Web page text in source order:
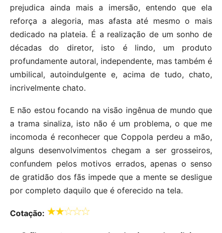
prejudica ainda mais a imersão, entendo que ela
reforça a alegoria, mas afasta até mesmo o mais
dedicado na plateia. É a realização de um sonho de
décadas do diretor, isto é lindo, um produto
profundamente autoral, independente, mas também é
umbilical, autoindulgente e, acima de tudo, chato,
incrivelmente chato.
E não estou focando na visão ingênua de mundo que
a trama sinaliza, isto não é um problema, o que me
incomoda é reconhecer que Coppola perdeu a mão,
alguns desenvolvimentos chegam a ser grosseiros,
confundem pelos motivos errados, apenas o senso
de gratidão dos fãs impede que a mente se desligue
por completo daquilo que é oferecido na tela.
Cotação: